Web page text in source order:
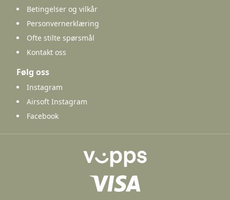
Betingelser og vilkår
Personvernerklæring
Ofte stilte spørsmål
Kontakt oss
Følg oss
Instagram
Airsoft Instagram
Facebook